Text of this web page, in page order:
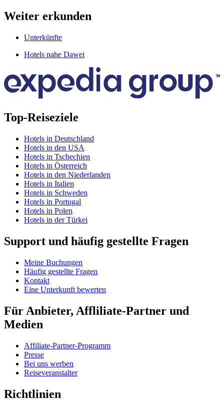
Weiter erkunden
Unterkünfte
Hotels nahe Dawei
Top-Reiseziele
Hotels in Deutschland
Hotels in den USA
Hotels in Tschechien
Hotels in Österreich
Hotels in den Niederlanden
Hotels in Italien
Hotels in Schweden
Hotels in Portugal
Hotels in Polen
Hotels in der Türkei
Support und häufig gestellte Fragen
Meine Buchungen
Häufig gestellte Fragen
Kontakt
Eine Unterkunft bewerten
Für Anbieter, Affliliate-Partner und
Medien
Affiliate-Partner-Programm
Presse
Bei uns werben
Reiseveranstalter
Richtlinien